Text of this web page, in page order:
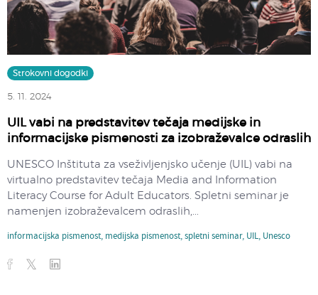
Strokovni dogodki
5. 11. 2024
UIL vabi na predstavitev tečaja medijske in
informacijske pismenosti za izobraževalce odraslih
UNESCO Inštituta za vseživljenjsko učenje (UIL) vabi na
virtualno predstavitev tečaja Media and Information
Literacy Course for Adult Educators. Spletni seminar je
namenjen izobraževalcem odraslih,...
informacijska pismenost, medijska pismenost,spletni seminar, UIL, Unesco